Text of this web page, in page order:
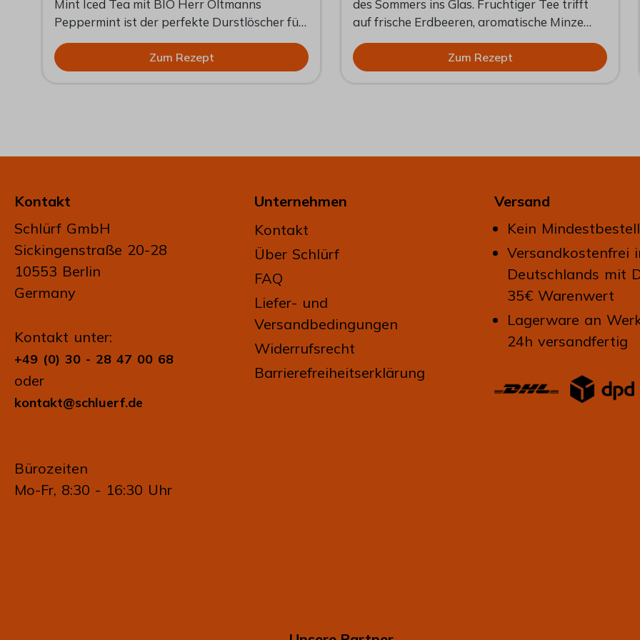
Mint Iced Tea mit BIO Herr Oltmanns
Peppermint ist der perfekte Durstlöscher für
warme Tage. Die intensive Pfefferminze sorgt
für ein angenehm frisches Mundgefühl,
während ein Hauch Zitrone und leichte Süße
Zum Rezept
des Sommers ins Glas. Fruchtiger Tee trifft
auf frische Erdbeeren, aromatische Minze
und einen Spritzer Zitrone. Das Ergebnis ist
ein natürlicher, erfrischender Eistee, der ohne
künstliche Aromen auskommt und sich ideal
Zum Rezept
Kontakt
Schlürf GmbH
Sickingenstraße 20-28
10553 Berlin
Germany
Kontakt unter:
+49 (0) 30 - 28 47 00 68
oder
kontakt@schluerf.de
Bürozeiten
Mo-Fr, 8:30 - 16:30 Uhr
Unternehmen
Kontakt
Über Schlürf
FAQ
Liefer- und
Versandbedingungen
Widerrufsrecht
Barrierefreiheitserklärung
Versand
Kein
Versandkostenfrei
Deutschlands mit
35€ Warenwert
Lagerware an
24h versandfertig